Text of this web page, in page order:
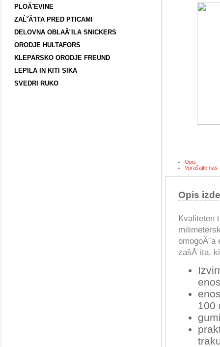
PLOĂ¨EVINE
ZAĹˇĂ¨ITA PRED PTICAMI
DELOVNA OBLAĂ¨ILA SNICKERS
ORODJE HULTAFORS
KLEPARSKO ORODJE FREUND
LEPILA IN KITI SIKA
SVEDRI RUKO
Opis
Vprašajte nas
Opis
Kvaliteten
omogoĂ¨a
zašĂ¨ita,
100